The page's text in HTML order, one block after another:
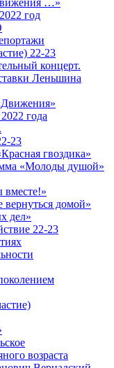
…»
год
22-23
концерт.
Леньшина
года
23
гвоздика»
«Молоды душой»
домой»
дел»
22-23
возраста